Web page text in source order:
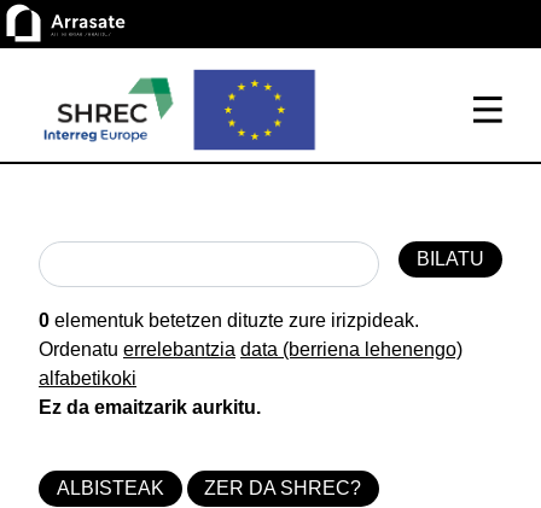
0 elementuk betetzen dituzte zure irizpideak.
Ordenatu errelebantzia data (berriena lehenengo)
alfabetikoki
Ez da emaitzarik aurkitu.
ALBISTEAK ZER DA SHREC?